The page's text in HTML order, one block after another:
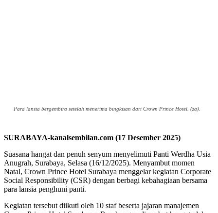
Para lansia bergembira setelah menerima bingkisan dari Crown Prince Hotel. (za).
SURABAYA-kanalsembilan.com (17 Desember 2025)
Suasana hangat dan penuh senyum menyelimuti Panti Werdha Usia
Anugrah, Surabaya, Selasa (16/12/2025). Menyambut momen
Natal, Crown Prince Hotel Surabaya menggelar kegiatan Corporate
Social Responsibility (CSR) dengan berbagi kebahagiaan bersama
para lansia penghuni panti.
Kegiatan tersebut diikuti oleh 10 staf beserta jajaran manajemen